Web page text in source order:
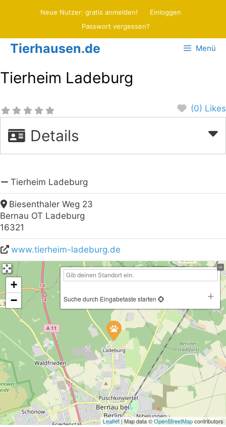
Neue Nutzer: gratis anmelden!
Einloggen
Passwort vergessen?
Tierhausen.de Menü
Tierheim Ladeburg
(0) Likes
Details
Tierheim Ladeburg
Biesenthaler Weg 23
Bernau OT Ladeburg
16321
www.tierheim-ladeburg.de
+
−
Suche durch Eingabetaste starten
Leaflet| Map data ©OpenStreetMapcontributors